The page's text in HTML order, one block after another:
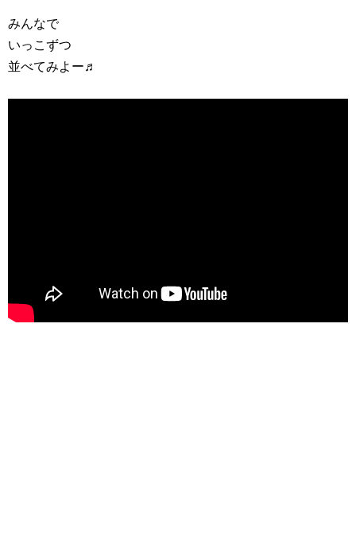
みんなで
いっこずつ
並べてみよー♬